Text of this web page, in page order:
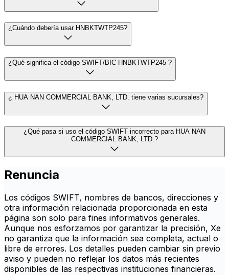
¿Cuándo debería usar HNBKTWTP245?
¿Qué significa el código SWIFT/BIC HNBKTWTP245 ?
¿ HUA NAN COMMERCIAL BANK, LTD. tiene varias sucursales?
¿Qué pasa si uso el código SWIFT incorrecto para HUA NAN
COMMERCIAL BANK, LTD.?
Renuncia
Los códigos SWIFT, nombres de bancos, direcciones y
otra información relacionada proporcionada en esta
página son solo para fines informativos generales.
Aunque nos esforzamos por garantizar la precisión, Xe
no garantiza que la información sea completa, actual o
libre de errores. Los detalles pueden cambiar sin previo
aviso y pueden no reflejar los datos más recientes
disponibles de las respectivas instituciones financieras.